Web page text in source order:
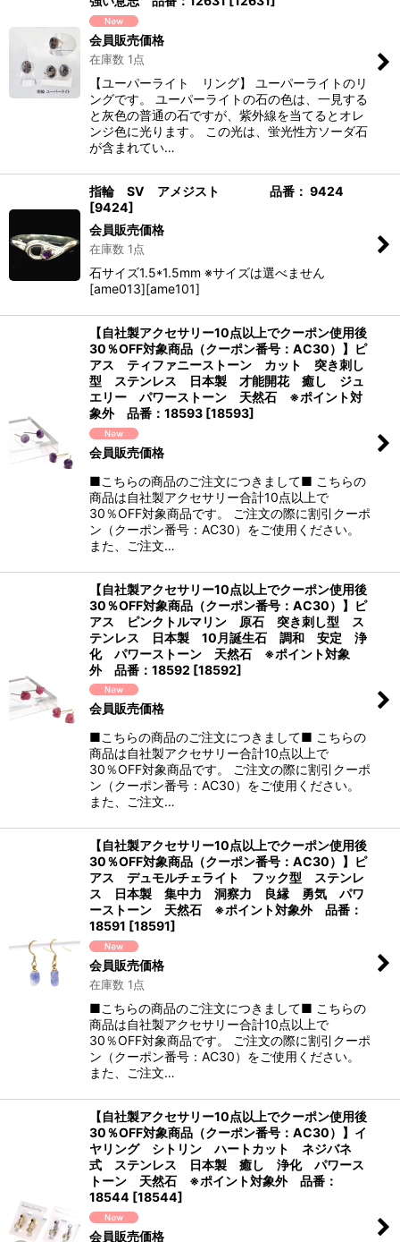
会員販売価格
在庫数 1点
【ユーパーライト リング】 ユーパーライトのリ
ングです。 ユーパーライトの石の色は、一見する
と灰色の普通の石ですが、紫外線を当てるとオレ
ンジ色に光ります。 この光は、蛍光性方ソーダ石
が含まれてい…
指輪 SV アメジスト 品番： 9424
[9424]
会員販売価格
在庫数 1点
石サイズ1.5*1.5mm ※サイズは選べません
[ame013][ame101]
【自社製アクセサリー10点以上でクーポン使用後
30％OFF対象商品（クーポン番号：AC30）】ピ
アス ティファニーストーン カット 突き刺し
型 ステンレス 日本製 才能開花 癒し ジュ
エリー パワーストーン 天然石 ※ポイント対
象外 品番：18593 [18593]
会員販売価格
■こちらの商品のご注文につきまして■ こちらの
商品は自社製アクセサリー合計10点以上で
30％OFF対象商品です。 ご注文の際に割引クーポ
ン（クーポン番号：AC30）をご使用ください。
また、ご注文…
【自社製アクセサリー10点以上でクーポン使用後
30％OFF対象商品（クーポン番号：AC30）】ピ
アス ピンクトルマリン 原石 突き刺し型 ス
テンレス 日本製 10月誕生石 調和 安定 浄
化 パワーストーン 天然石 ※ポイント対象
外 品番：18592 [18592]
会員販売価格
■こちらの商品のご注文につきまして■ こちらの
商品は自社製アクセサリー合計10点以上で
30％OFF対象商品です。 ご注文の際に割引クーポ
ン（クーポン番号：AC30）をご使用ください。
また、ご注文…
【自社製アクセサリー10点以上でクーポン使用後
30％OFF対象商品（クーポン番号：AC30）】ピ
アス デュモルチェライト フック型 ステンレ
ス 日本製 集中力 洞察力 良縁 勇気 パワ
ーストーン 天然石 ※ポイント対象外 品番：
18591 [18591]
会員販売価格
在庫数 1点
■こちらの商品のご注文につきまして■ こちらの
商品は自社製アクセサリー合計10点以上で
30％OFF対象商品です。 ご注文の際に割引クーポ
ン（クーポン番号：AC30）をご使用ください。
また、ご注文…
【自社製アクセサリー10点以上でクーポン使用後
30％OFF対象商品（クーポン番号：AC30）】イ
ヤリング シトリン ハートカット ネジバネ
式 ステンレス 日本製 癒し 浄化 パワース
トーン 天然石 ※ポイント対象外 品番：
18544 [18544]
会員販売価格